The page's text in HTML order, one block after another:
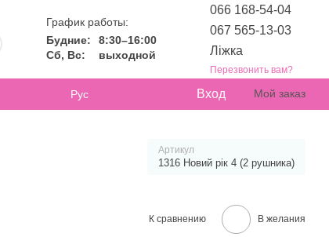
График работы:
Будние:
8:30–16:00
Сб, Вс:
выходной
066 168-54-04
067 565-13-03
Ліжка
Перезвонить вам?
Рус Вход Мой заказ
Артикул
1316 Новий рік 4 (2 рушника)
К сравнению В желания